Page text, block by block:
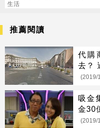
不用跑臨櫃
生活
推薦閱讀
代購
去？
(2019/
吸金
金30
(2019/